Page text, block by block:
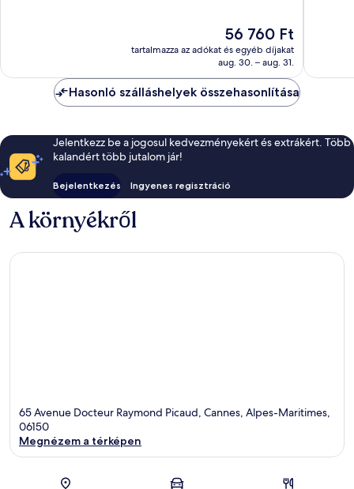
Az
ár
56 760 Ft
56 760 Ft
tartalmazza az adókat és egyéb díjakat
aug. 30. – aug. 31.
Hasonló szálláshelyek összehasonlítása
Jelentkezz be a jogosul kedvezményekért és extrákért. Több
kalandért több jutalom jár!
Bejelentkezés Ingyenes regisztráció
A környékről
65 Avenue Docteur Raymond Picaud, Cannes, Alpes-Maritimes,
06150
Megnézem a térképen